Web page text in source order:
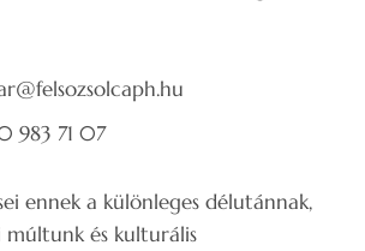
983 71 07
ennek a különleges délutánnak,
és kulturális